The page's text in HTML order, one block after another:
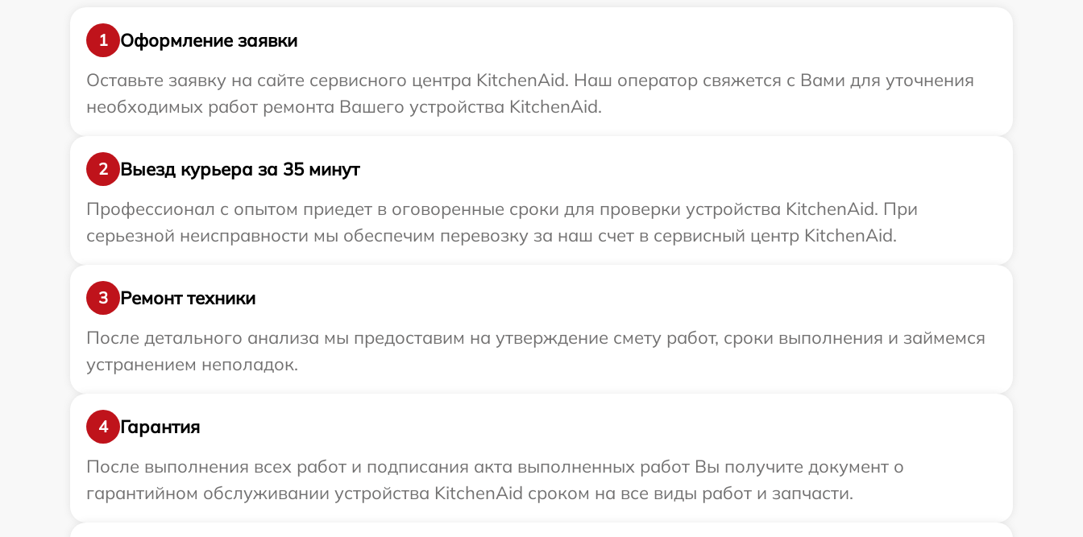
1
Оформление заявки
Оставьте заявку на сайте сервисного центра KitchenAid. Наш оператор свяжется с Вами для уточнения
необходимых работ ремонта Вашего устройства KitchenAid.
2
Выезд курьера за 35 минут
Профессионал с опытом приедет в оговоренные сроки для проверки устройства KitchenAid. При
серьезной неисправности мы обеспечим перевозку за наш счет в сервисный центр KitchenAid.
3
Ремонт техники
После детального анализа мы предоставим на утверждение смету работ, сроки выполнения и займемся
устранением неполадок.
4
Гарантия
После выполнения всех работ и подписания акта выполненных работ Вы получите документ о
гарантийном обслуживании устройства KitchenAid сроком на все виды работ и запчасти.